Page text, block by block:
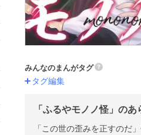
みんなのまんがタグ
タグ編集
「ふるやモノノ怪」の
「この世の歪みを正すのだ